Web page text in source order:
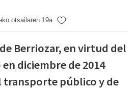
otsailaren 19a
Berriozar, en virtud del
diciembre de 2014
transporte público y de